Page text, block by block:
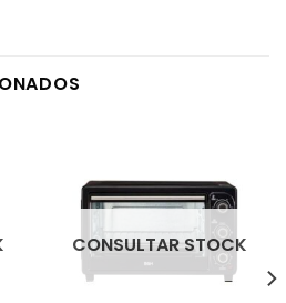
CONSULTAR STOCK